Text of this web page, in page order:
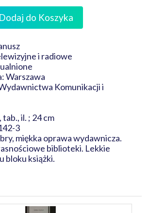
Dodaj do Koszyka
i radiowe
Warszawa
Komunikacji i
tab., il. ; 24 cm
3
miękka oprawa wydawnicza.
biblioteki. Lekkie
bloku książki.